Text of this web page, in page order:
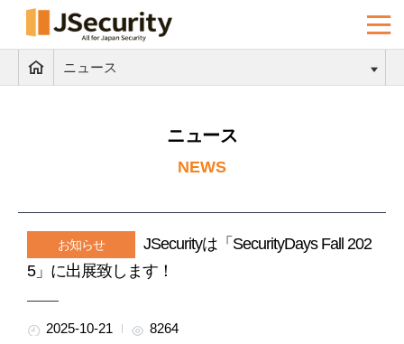
ニュース
ニュース
NEWS
お知らせ
JSecurityは「SecurityDays Fall 202
5」に出展致します！
2025-10-21 8264